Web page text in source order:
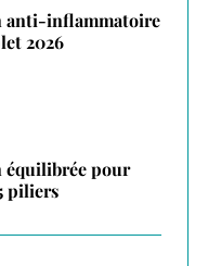
anti-inflammatoire
2026
pour
piliers